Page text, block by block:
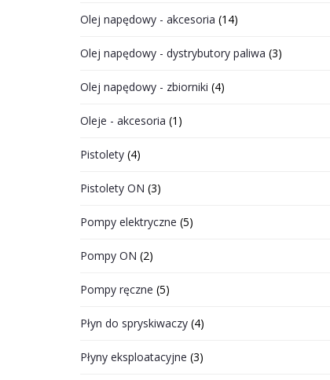
Olej napędowy - akcesoria (14)
Olej napędowy - dystrybutory paliwa (3)
Olej napędowy - zbiorniki (4)
Oleje - akcesoria (1)
Pistolety (4)
Pistolety ON (3)
Pompy elektryczne (5)
Pompy ON (2)
Pompy ręczne (5)
Płyn do spryskiwaczy (4)
Płyny eksploatacyjne (3)